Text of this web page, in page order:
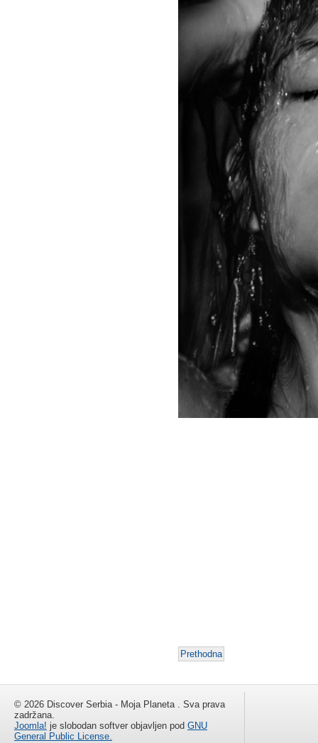
Prethodna
© 2026 Discover Serbia - Moja Planeta . Sva prava
zadržana.
Joomla! je slobodan softver objavljen pod GNU
General Public License.